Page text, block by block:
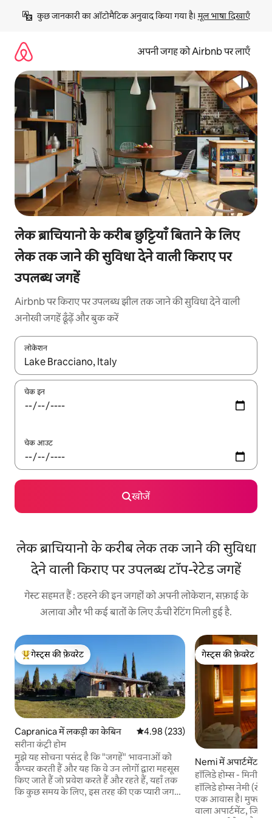
छोड़कर
कॉन्टेंट
कुछ जानकारी का ऑटोमैटिक अनुवाद किया गया है। मूल भाषा दिखाएँ
अपनी जगह को Airbnb पर लाएँ
लेक ब्राचियानो के करीब छुट्टियाँ बिताने के लिए
लेक तक जाने की सुविधा देने वाली किराए पर
उपलब्ध जगहें
Airbnb पर किराए पर उपलब्ध झील तक जाने की सुविधा देने वाली
अनोखी जगहें ढूँढ़ें और बुक करें
लोकेशन
नतीजों के उपलब्ध होने पर, अप और डाउन 'ऐरो की' का इस्तेमाल करके नेविगेट
चेक इन
चेक आउट
खोजें
लेक ब्राचियानो के करीब लेक तक जाने की सुविधा
देने वाली किराए पर उपलब्ध टॉप-रेटेड जगहें
गेस्ट सहमत हैं : ठहरने की इन जगहों को अपनी लोकेशन, सफ़ाई के
अलावा और भी कई बातों के लिए ऊँची रेटिंग मिली हुई है.
गेस्ट्स का टॉप फ़ेवरेट
गेस्ट्स की फ़ेवरेट
Capranica में लकड़ी का केबिन औसत रेटिंग 5 में से 4.98, 233 समीक्षाएँ
4.98 (233)
सरीना कंट्री होम
मुझे यह सोचना पसंद है कि "जगहें" भावनाओं को
कैप्चर करती हैं और यह कि वे उन लोगों द्वारा महसूस
किए जाते हैं जो प्रवेश करते हैं और रहते हैं, यहाँ तक
कि कुछ समय के लिए, इस तरह की एक प्यारी जगह
गेस्ट्स की फ़ेवरेट
गेस्ट्स की फ़ेवरेट
Nemi में अपार्टमेंट
हॉलिडे होम्स - मिनी
हॉलिडे होम्स नेमी
एक आवास है। मुफ्त
वाला अपार्टमेंट,